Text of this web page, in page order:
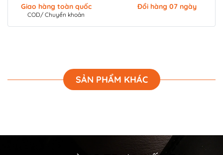
Giao hàng toàn quốc
COD/ Chuyển khoản
Đổi hàng 07 ngày
SẢN PHẨM KHÁC